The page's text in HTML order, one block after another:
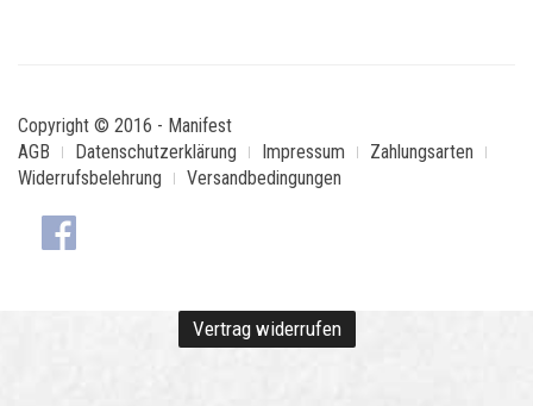
Copyright © 2016 - Manifest
AGB
Datenschutzerklärung Impressum
Zahlungsarten
Widerrufsbelehrung
Versandbedingungen
Vertrag widerrufen